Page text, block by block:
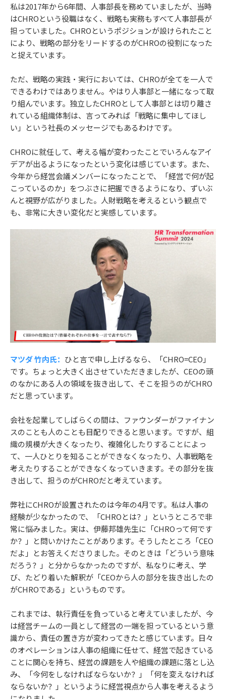
私は2017年から6年間、人事部長を務めていましたが、当時
はCHROという役職はなく、戦略も実務もすべて人事部長が
担っていました。CHROというポジションが設けられたこと
により、戦略の部分をリードするのがCHROの役割になった
と捉えています。
ただ、戦略の実践・実行においては、CHROが全てを一人で
できるわけではありません。やはり人事部と一緒になって取
り組んでいます。独立したCHROとして人事部とは切り離さ
れている組織体制は、言ってみれば「戦略に集中してほし
い」という社長のメッセージでもあるわけです。
CHROに就任して、考える幅が変わったことでいろんなアイ
デアが出るようになったという変化は感じています。また、
今年から経営会議メンバーになったことで、「経営で何が起
こっているのか」をつぶさに把握できるようになり、ずいぶ
んと視野が広がりました。人財戦略を考えるという観点で
も、非常に大きい変化だと実感しています。
マツダ 竹内氏： ひと言で申し上げるなら、「CHRO=CEO」
です。ちょっと大きく出させていただきましたが、CEOの頭
のなかにある人の領域を抜き出して、そこを担うのがCHRO
だと思っています。
会社を起業してしばらくの間は、ファウンダーがファイナン
スのことも人のことも目配りできると思います。ですが、組
織の規模が大きくなったり、複雑化したりすることによっ
て、一人ひとりを知ることができなくなったり、人事戦略を
考えたりすることができなくなっていきます。その部分を抜
き出して、担うのがCHROだと考えています。
弊社にCHROが設置されたのは今年の4月です。私は人事の
経験が少なかったので、「CHROとは？」というところで非
常に悩みました。実は、伊藤邦雄先生に「CHROって何です
か？」と問いかけたことがあります。そうしたところ「CEO
だよ」とお答えくださりました。そのときは「どういう意味
だろう？」と分からなかったのですが、私なりに考え、学
び、たどり着いた解釈が「CEOから人の部分を抜き出したの
がCHROである」というものです。
これまでは、執行責任を負っていると考えていましたが、今
は経営チームの一員として経営の一端を担っているという意
識から、責任の置き方が変わってきたと感じています。日々
のオペレーションは人事の組織に任せて、経営で起きている
ことに関心を持ち、経営の課題を人や組織の課題に落とし込
み、「今何をしなければならないか？」「何を変えなければ
ならないか？」というように経営視点から人事を考えるよう